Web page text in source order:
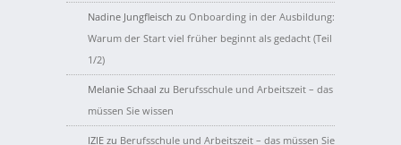
Nadine Jungfleisch zu Onboarding in der Ausbildung:
Warum der Start viel früher beginnt als gedacht (Teil
1/2)
Melanie Schaal zu Berufsschule und Arbeitszeit – das
müssen Sie wissen
IZIE zu Berufsschule und Arbeitszeit – das müssen Sie